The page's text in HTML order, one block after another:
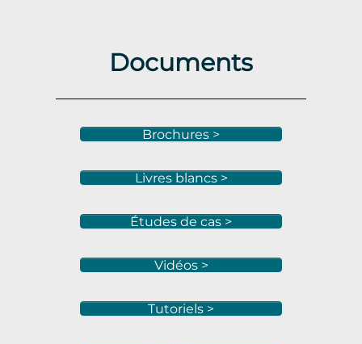
Documents
Brochures >
Livres blancs >
Études de cas >
Vidéos >
Tutoriels >